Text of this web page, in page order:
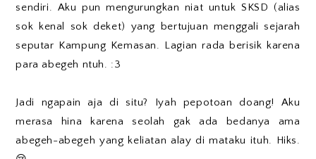
sendiri. Aku pun mengurungkan niat untuk SKSD (alias
sok kenal sok deket) yang bertujuan menggali sejarah
seputar Kampung Kemasan. Lagian rada berisik karena
para abegeh ntuh. :3
Jadi ngapain aja di situ? Iyah pepotoan doang! Aku
merasa hina karena seolah gak ada bedanya ama
abegeh-abegeh yang keliatan alay di mataku ituh. Hiks.